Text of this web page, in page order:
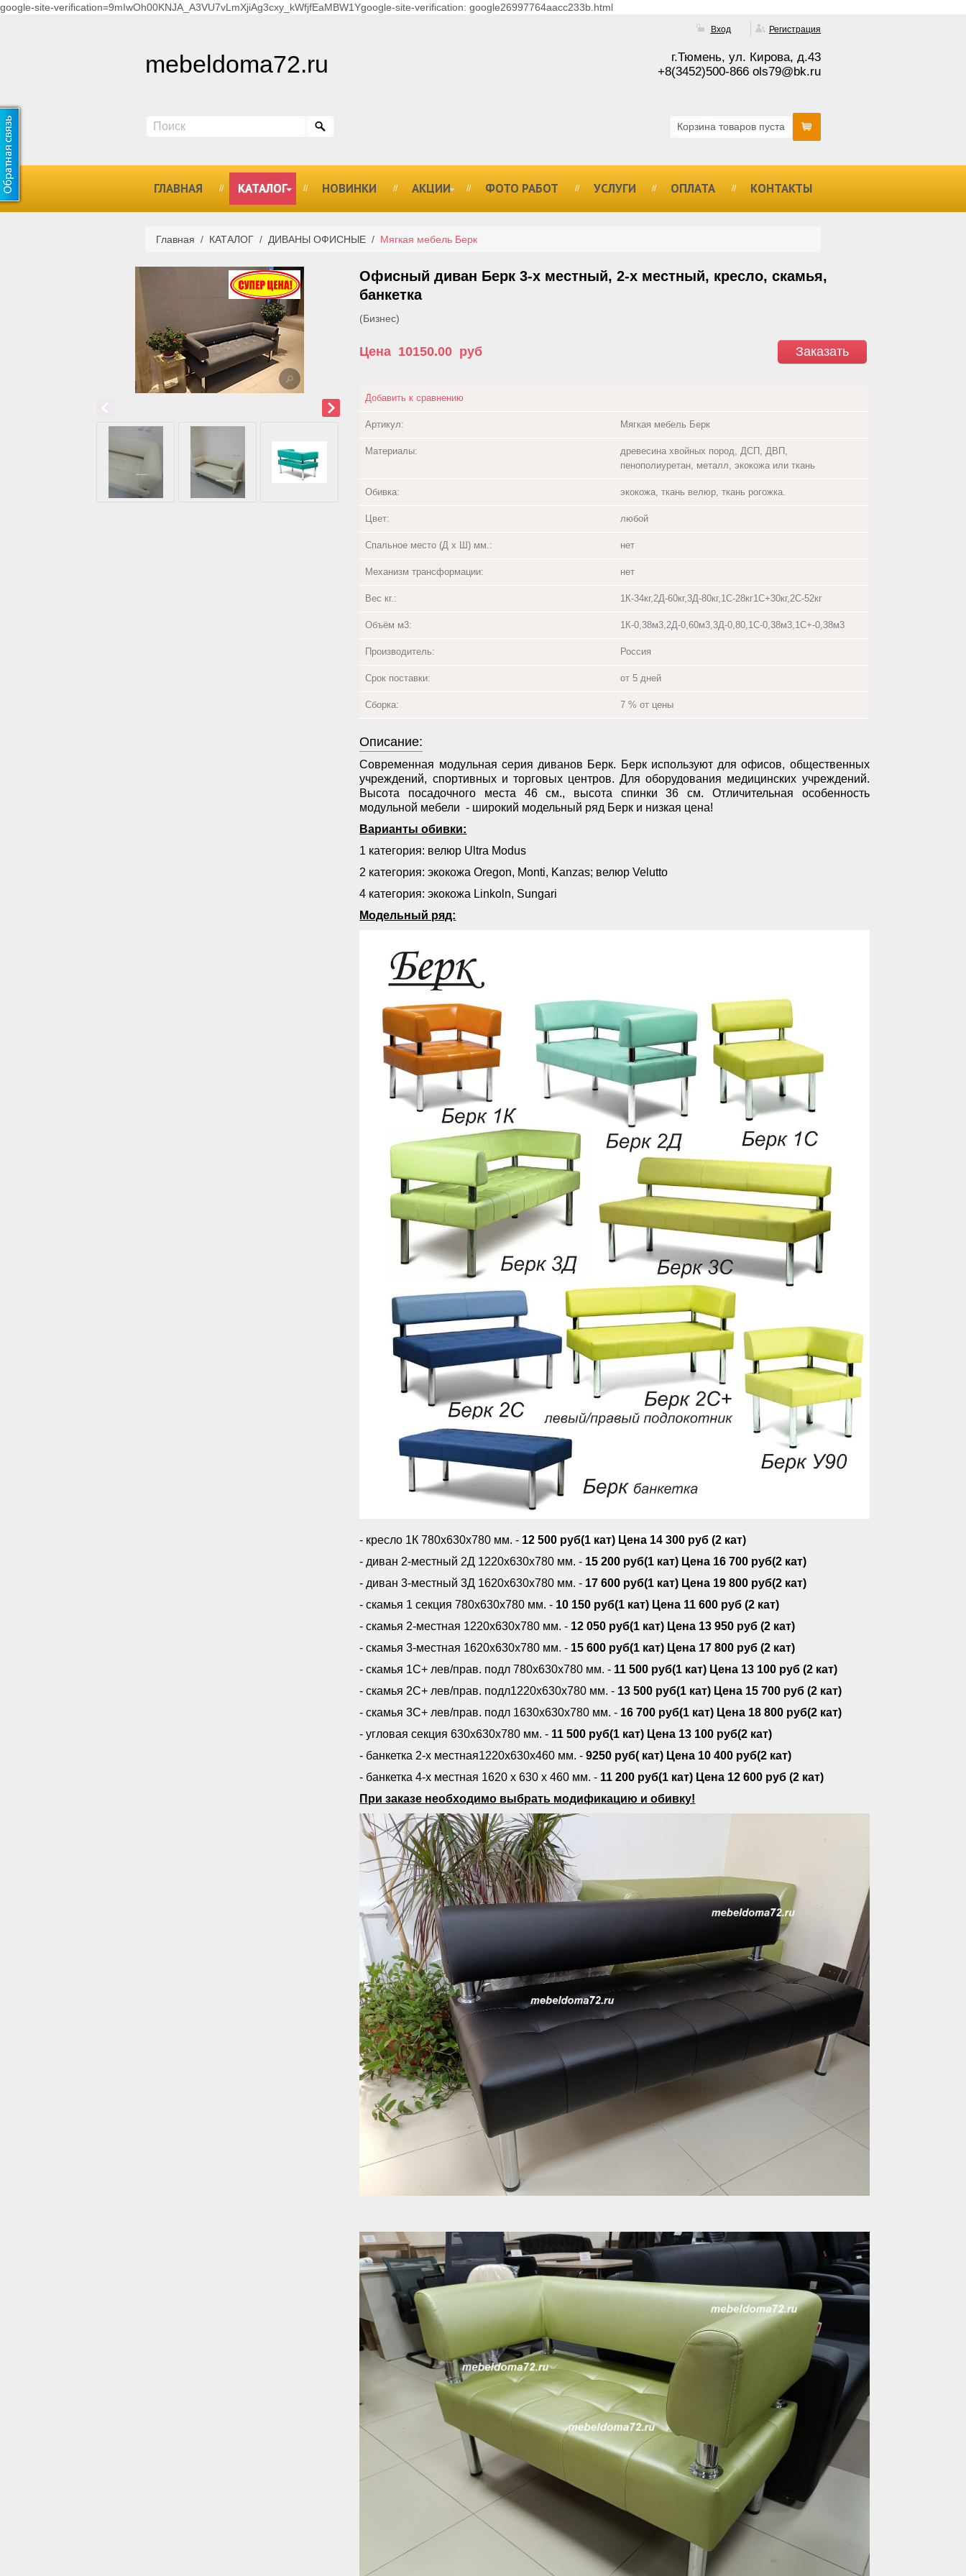
google-site-verification=9mIwOh00KNJA_A3VU7vLmXjiAg3cxy_kWfjfEaMBW1Ygoogle-site-verification: google26997764aacc233b.html
mebeldoma72.ru
г.Тюмень, ул. Кирова, д.43
+8(3452)500-866 ols79@bk.ru
Вход Регистрация
Корзина товаров пуста
ГЛАВНАЯ КАТАЛОГ НОВИНКИ АКЦИИ ФОТО РАБОТ УСЛУГИ ОПЛАТА КОНТАКТЫ
Главная / КАТАЛОГ / ДИВАНЫ ОФИСНЫЕ / Мягкая мебель Берк
Офисный диван Берк 3-х местный, 2-х местный, кресло, скамья,
банкетка
(Бизнес)
Заказать
Цена 10150.00 руб
Добавить к сравнению
Артикул: Мягкая мебель Берк
Материалы:
древесина хвойных пород, ДСП, ДВП,
пенополиуретан, металл, экокожа или ткань
Обивка: экокожа, ткань велюр, ткань рогожка.
Цвет: любой
Спальное место (Д х Ш) мм.: нет
Механизм трансформации: нет
Вес кг.: 1К-34кг,2Д-60кг,3Д-80кг,1С-28кг1С+30кг,2С-52кг
Объём м3: 1К-0,38м3,2Д-0,60м3,3Д-0,80,1С-0,38м3,1С+-0,38м3
Производитель: Россия
Срок поставки: от 5 дней
Сборка: 7 % от цены
Описание:
Современная модульная серия диванов Берк. Берк используют для офисов, общественных
учреждений, спортивных и торговых центров. Для оборудования медицинских учреждений.
Высота посадочного места 46 см., высота спинки 36 см. Отличительная особенность
модульной мебели - широкий модельный ряд Берк и низкая цена!
Варианты обивки:
1 категория: велюр Ultra Modus
2 категория: экокожа Oregon, Monti, Kanzas; велюр Velutto
4 категория: экокожа Linkoln, Sungari
Модельный ряд:
- кресло 1К 780х630х780 мм. - 12 500 руб(1 кат) Цена 14 300 руб (2 кат)
- диван 2-местный 2Д 1220х630х780 мм. - 15 200 руб(1 кат) Цена 16 700 руб(2 кат)
- диван 3-местный 3Д 1620х630х780 мм. - 17 600 руб(1 кат) Цена 19 800 руб(2 кат)
- скамья 1 секция 780х630х780 мм. - 10 150 руб(1 кат) Цена 11 600 руб (2 кат)
- скамья 2-местная 1220х630х780 мм. - 12 050 руб(1 кат) Цена 13 950 руб (2 кат)
- скамья 3-местная 1620х630х780 мм. - 15 600 руб(1 кат) Цена 17 800 руб (2 кат)
- скамья 1С+ лев/прав. подл 780х630х780 мм. - 11 500 руб(1 кат) Цена 13 100 руб (2 кат)
- скамья 2С+ лев/прав. подл1220х630х780 мм. - 13 500 руб(1 кат) Цена 15 700 руб (2 кат)
- скамья 3С+ лев/прав. подл 1630х630х780 мм. - 16 700 руб(1 кат) Цена 18 800 руб(2 кат)
- угловая секция 630х630х780 мм. - 11 500 руб(1 кат) Цена 13 100 руб(2 кат)
- банкетка 2-х местная1220х630х460 мм. - 9250 руб( кат) Цена 10 400 руб(2 кат)
- банкетка 4-х местная 1620 х 630 х 460 мм. - 11 200 руб(1 кат) Цена 12 600 руб (2 кат)
При заказе необходимо выбрать модификацию и обивку!